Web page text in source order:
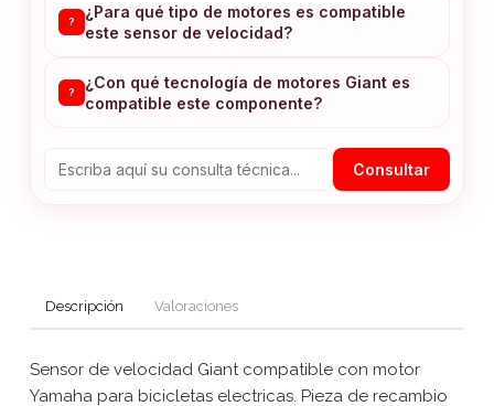
?
¿Para qué tipo de motores es compatible
este sensor de velocidad?
?
¿Con qué tecnología de motores Giant es
compatible este componente?
Consultar
Descripción Valoraciones
Sensor de velocidad Giant compatible con motor
Yamaha para bicicletas electricas. Pieza de recambio